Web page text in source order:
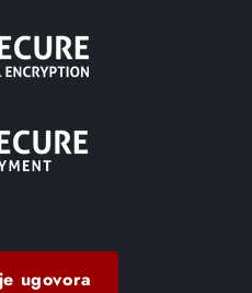
ugovora